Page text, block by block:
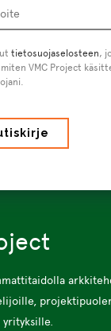
*
tietosuojaselosteen,
VMC Project